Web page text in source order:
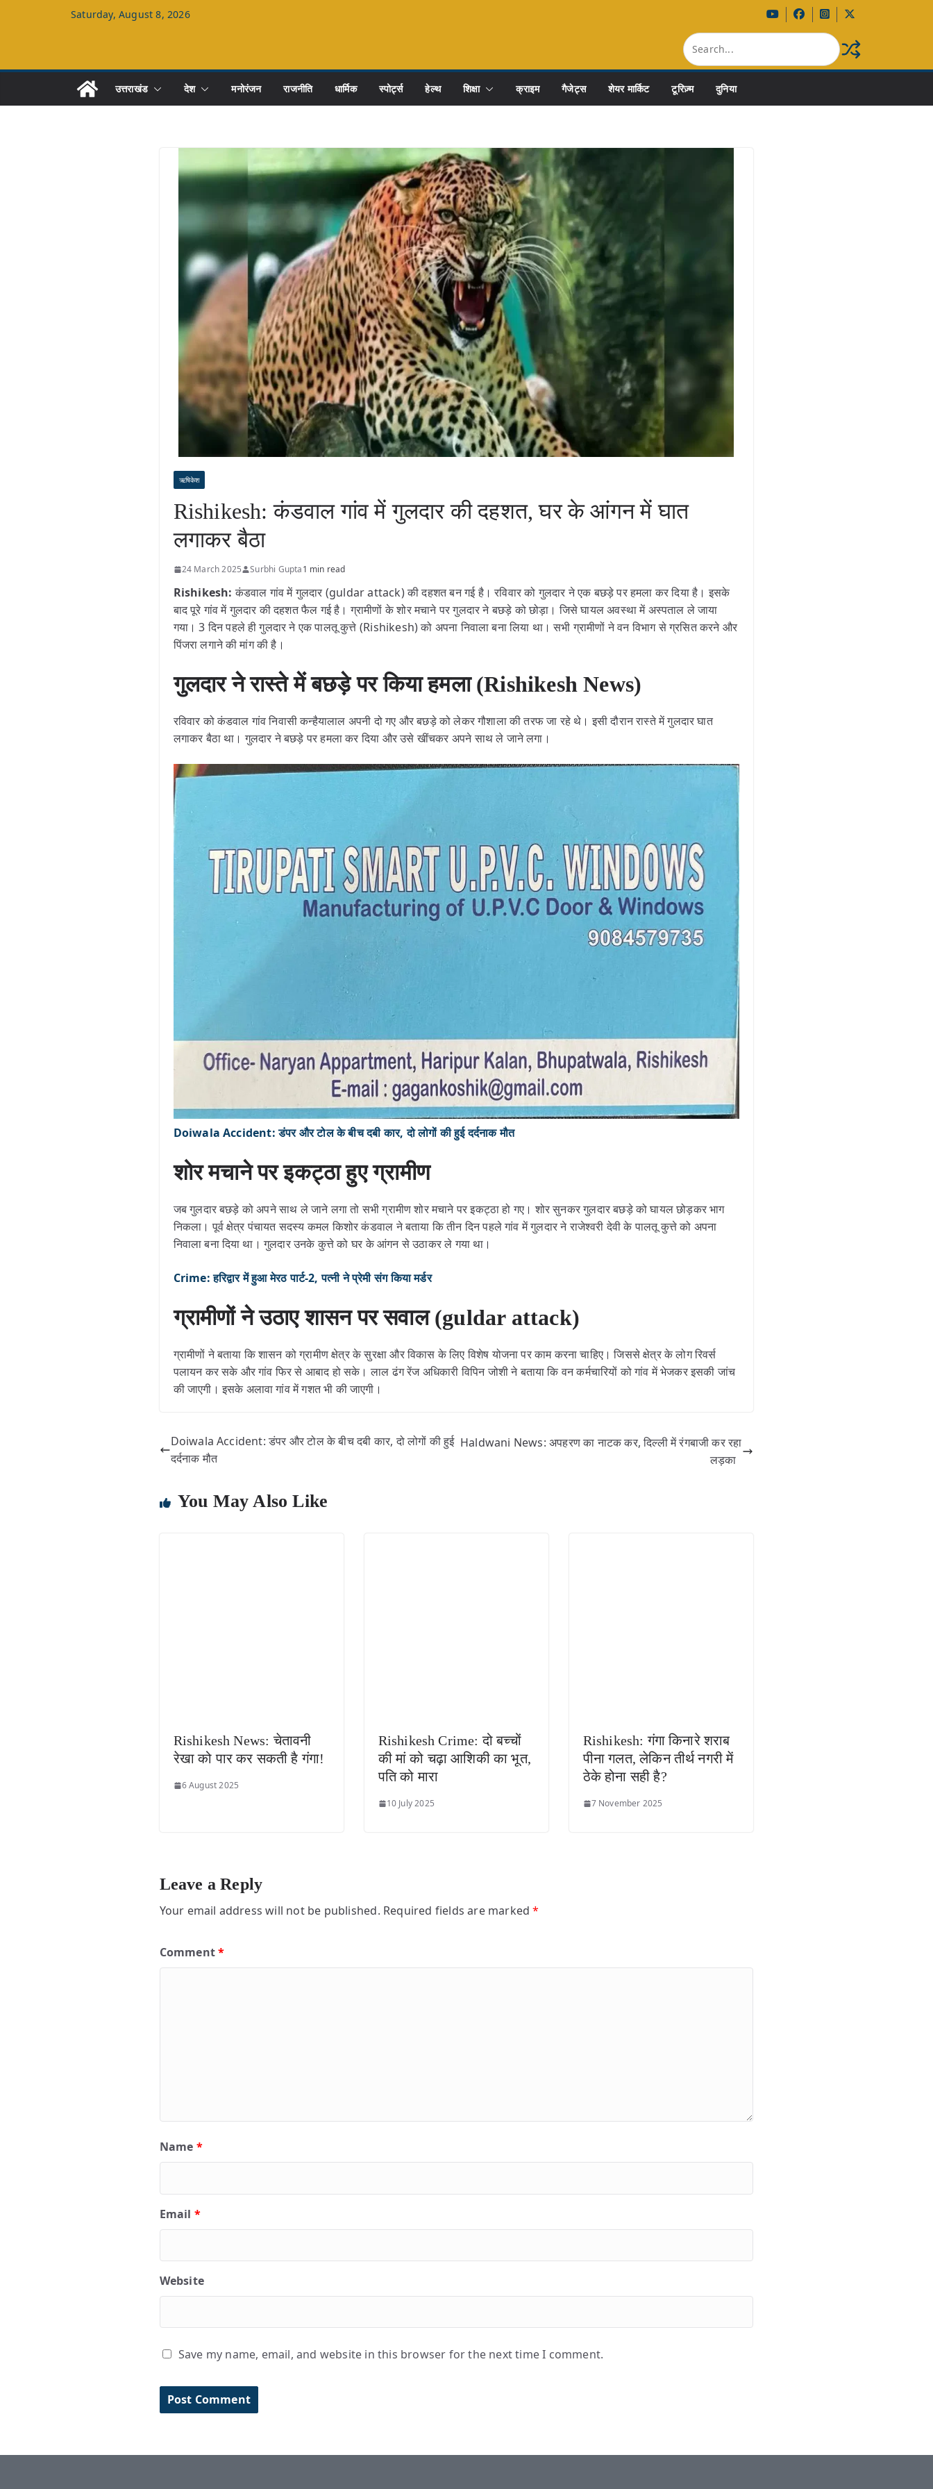
Saturday, August 8, 2026
उत्तराखंड देश मनोरंजन राजनीति धार्मिक स्पोर्ट्स हेल्थ शिक्षा क्राइम गैजेट्स शेयर मार्किट टूरिज़्म दुनिया
ऋषिकेश
Rishikesh: कंडवाल गांव में गुलदार की दहशत, घर के आंगन में घात
लगाकर बैठा
24 March 2025 Surbhi Gupta1 min read
Rishikesh:कंडवाल गांव में गुलदार (guldar attack) की दहशत बन गई है। रविवार को गुलदार ने एक बछड़े पर हमला कर दिया है। इसके
बाद पूरे गांव में गुलदार की दहशत फैल गई है। ग्रामीणों के शोर मचाने पर गुलदार ने बछड़े को छोड़ा। जिसे घायल अवस्था में अस्पताल ले जाया
गया। 3 दिन पहले ही गुलदार ने एक पालतू कुत्ते (Rishikesh) को अपना निवाला बना लिया था। सभी ग्रामीणों ने वन विभाग से ग्रसित करने और
पिंजरा लगाने की मांग की है।
गुलदार ने रास्ते में बछड़े पर किया हमला (Rishikesh News)
रविवार को कंडवाल गांव निवासी कन्हैयालाल अपनी दो गए और बछड़े को लेकर गौशाला की तरफ जा रहे थे। इसी दौरान रास्ते में गुलदार घात
लगाकर बैठा था। गुलदार ने बछड़े पर हमला कर दिया और उसे खींचकर अपने साथ ले जाने लगा।
Doiwala Accident: डंपर और टोल के बीच दबी कार, दो लोगों की हुई दर्दनाक मौत
शोर मचाने पर इकट्ठा हुए ग्रामीण
जब गुलदार बछड़े को अपने साथ ले जाने लगा तो सभी ग्रामीण शोर मचाने पर इकट्ठा हो गए। शोर सुनकर गुलदार बछड़े को घायल छोड़कर भाग
निकला। पूर्व क्षेत्र पंचायत सदस्य कमल किशोर कंडवाल ने बताया कि तीन दिन पहले गांव में गुलदार ने राजेश्वरी देवी के पालतू कुत्ते को अपना
निवाला बना दिया था। गुलदार उनके कुत्ते को घर के आंगन से उठाकर ले गया था।
Crime: हरिद्वार में हुआ मेरठ पार्ट-2, पत्नी ने प्रेमी संग किया मर्डर
ग्रामीणों ने उठाए शासन पर सवाल (guldar attack)
ग्रामीणों ने बताया कि शासन को ग्रामीण क्षेत्र के सुरक्षा और विकास के लिए विशेष योजना पर काम करना चाहिए। जिससे क्षेत्र के लोग रिवर्स
पलायन कर सके और गांव फिर से आबाद हो सके। लाल ढंग रेंज अधिकारी विपिन जोशी ने बताया कि वन कर्मचारियों को गांव में भेजकर इसकी जांच
की जाएगी। इसके अलावा गांव में गशत भी की जाएगी।
Doiwala Accident: डंपर और टोल के बीच दबी कार, दो लोगों की हुई
दर्दनाक मौत
Haldwani News: अपहरण का नाटक कर, दिल्ली में रंगबाजी कर रहा
लड़का
You May Also Like
Rishikesh News: चेतावनी
रेखा को पार कर सकती है गंगा!
6 August 2025
Rishikesh Crime: दो बच्चों
की मां को चढ़ा आशिकी का भूत,
पति को मारा
10 July 2025
Rishikesh: गंगा किनारे शराब
पीना गलत, लेकिन तीर्थ नगरी में
ठेके होना सही है?
7 November 2025
Leave a Reply
Your email address will not be published. Required fields are marked*
Comment*
Name *
Email *
Website
Save my name, email, and website in this browser for the next time I comment.